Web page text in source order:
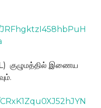
L) குழுமத்தில் இணைய